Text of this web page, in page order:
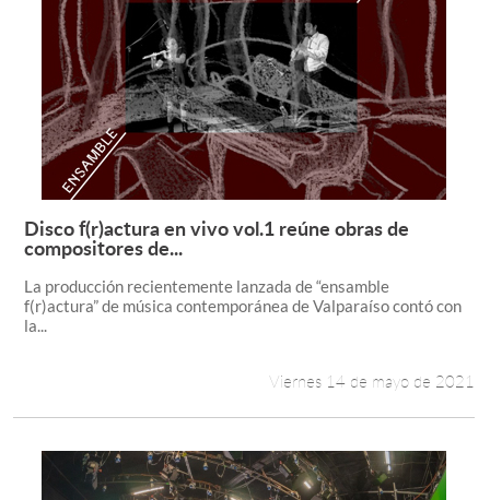
Leer más +
Disco f(r)actura en vivo vol.1 reúne obras de
compositores de...
La producción recientemente lanzada de “ensamble
f(r)actura” de música contemporánea de Valparaíso contó con
la...
Viernes 14 de mayo de 2021